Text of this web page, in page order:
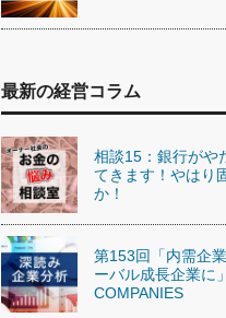
最新の経営コラム
相談15：銀行がや
てきます！やはり
か！
第153回「内需企
ーバル成長企業に
COMPANIES